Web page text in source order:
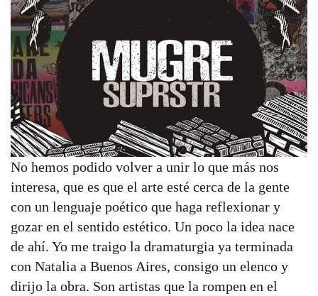
g
e
No hemos podido volver a unir lo que más nos
interesa, que es que el arte esté cerca de la gente
con un lenguaje poético que haga reflexionar y
gozar en el sentido estético. Un poco la idea nace
de ahí. Yo me traigo la dramaturgia ya terminada
con Natalia a Buenos Aires, consigo un elenco y
dirijo la obra. Son artistas que la rompen en el